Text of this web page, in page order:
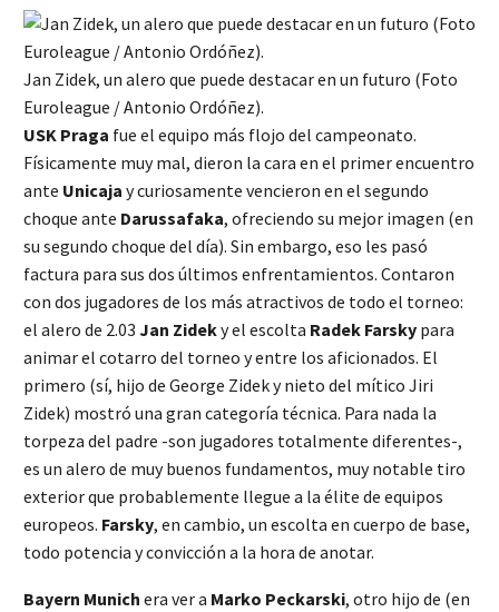
Jan Zidek, un alero que puede destacar en un futuro (Foto
Euroleague / Antonio Ordóñez).
USK Praga fue el equipo más flojo del campeonato.
Físicamente muy mal, dieron la cara en el primer encuentro
ante Unicaja y curiosamente vencieron en el segundo
choque ante Darussafaka, ofreciendo su mejor imagen (en
su segundo choque del día). Sin embargo, eso les pasó
factura para sus dos últimos enfrentamientos. Contaron
con dos jugadores de los más atractivos de todo el torneo:
el alero de 2.03 Jan Zideky el escolta Radek Farsky para
animar el cotarro del torneo y entre los aficionados. El
primero (sí, hijo de George Zidek y nieto del mítico Jiri
Zidek) mostró una gran categoría técnica. Para nada la
torpeza del padre -son jugadores totalmente diferentes-,
es un alero de muy buenos fundamentos, muy notable tiro
exterior que probablemente llegue a la élite de equipos
europeos. Farsky, en cambio, un escolta en cuerpo de base,
todo potencia y convicción a la hora de anotar.
Bayern Munich era ver a Marko Peckarski, otro hijo de (en